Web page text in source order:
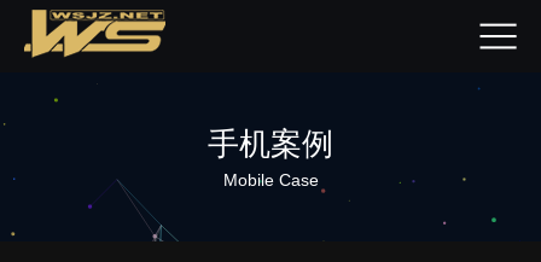
手机案例
Mobile Case